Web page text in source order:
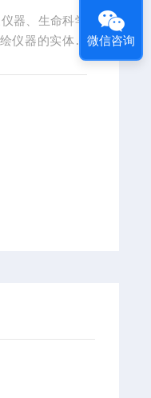
器、生命科学
仪器的实体企
器,低温恒温槽/
微信咨询